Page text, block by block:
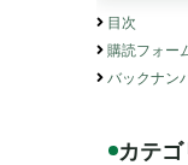
目次
購読フォー
バックナン
カテ